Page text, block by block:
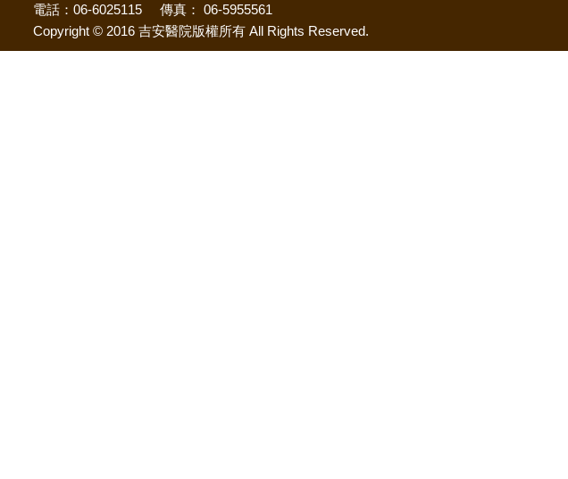
電話：06-6025115 傳真： 06-5955561
Copyright © 2016 吉安醫院版權所有 All Rights Reserved.